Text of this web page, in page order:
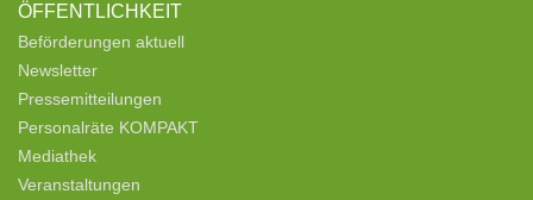
ÖFFENTLICHKEIT
Beförderungen aktuell
Newsletter
Pressemitteilungen
Personalräte KOMPAKT
Mediathek
Veranstaltungen